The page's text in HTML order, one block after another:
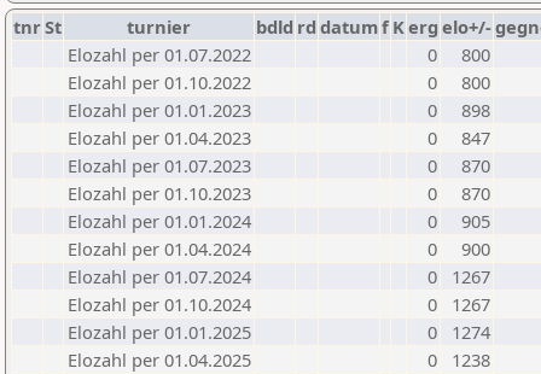
tnrSt turnier bdld rd datumf Kerg elo+/-
Elozahl per 01.07.2022
0
800
Elozahl per 01.10.2022
0
800
Elozahl per 01.01.2023
0
898
Elozahl per 01.04.2023
0
847
Elozahl per 01.07.2023
0
870
Elozahl per 01.10.2023
0
870
Elozahl per 01.01.2024
0
905
Elozahl per 01.04.2024
0
900
Elozahl per 01.07.2024
0
1267
Elozahl per 01.10.2024
0
1267
Elozahl per 01.01.2025
0
1274
Elozahl per 01.04.2025
0
1238